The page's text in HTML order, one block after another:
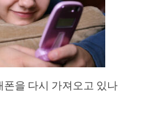
을 다시 가져오고 있나